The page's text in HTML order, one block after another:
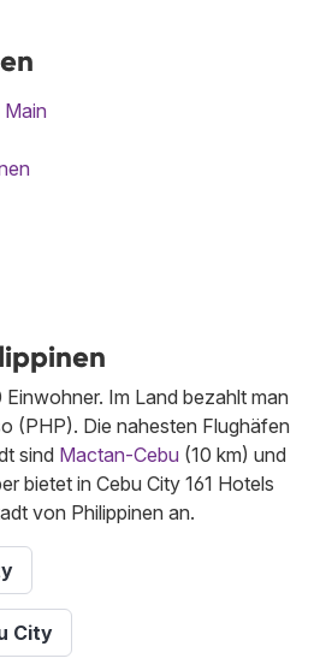
Im Land bezahlt man
(PHP). Die nahesten Flughäfen
sind Mactan-Cebu (10 km) und
bietet in Cebu City 161 Hotels
von Philippinen an.
City